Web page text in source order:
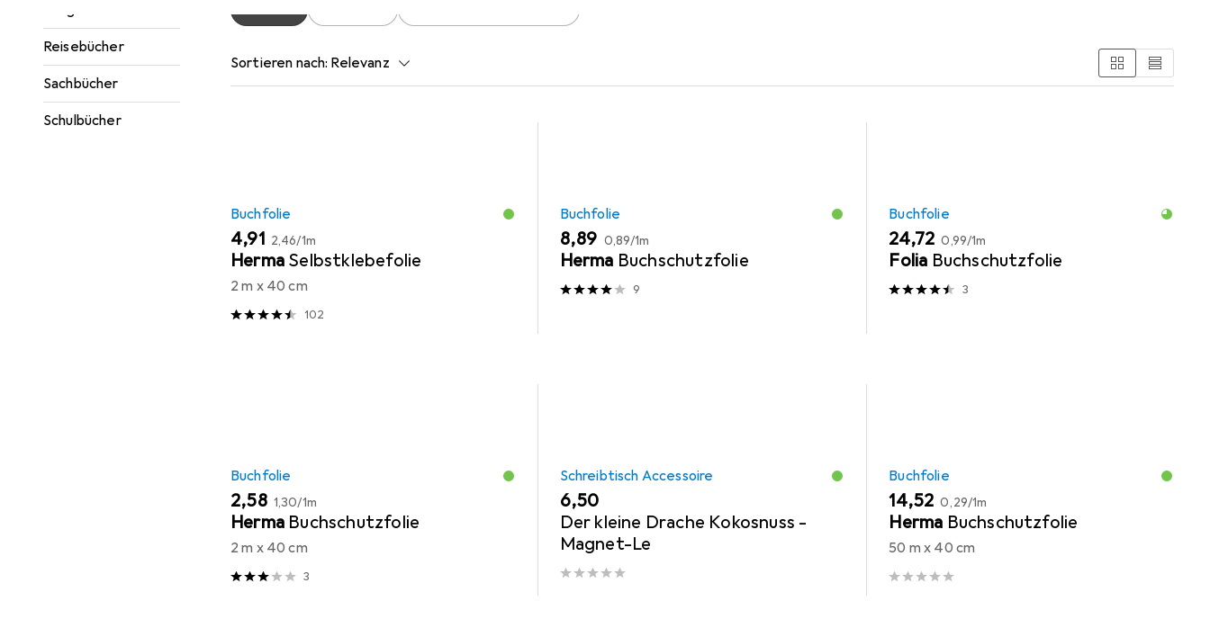
Ratgeber
Reisebücher
Sachbücher
Schulbücher
Beliebt
Sortieren nach: Relevanz
Buchfolie
EUR
4,91 EUR
2,46/1m
Herma Selbstklebefolie
2 m x 40 cm
102
Buchfolie
EUR
8,89 EUR
0,89/1m
Herma Buchschutzfolie
9
Buchfolie
EUR
24,72 EUR
0,99/1m
Folia Buchschutzfolie
3
Buchfolie
EUR
2,58 EUR
1,30/1m
Herma Buchschutzfolie
2 m x 40 cm
3
Schreibtisch Accessoire
EUR
6,50
Der kleine Drache Kokosnuss -
Magnet-Le
Buchfolie
EUR
14,52 EUR
0,29/1m
Herma Buchschutzfolie
50 m x 40 cm